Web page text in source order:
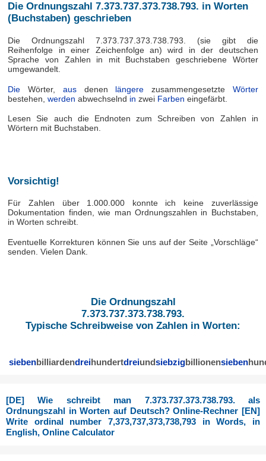
Die Ordnungszahl 7.373.737.373.738.793. in Worten
(Buchstaben) geschrieben
Die Ordnungszahl 7.373.737.373.738.793. (sie gibt die
Reihenfolge in einer Zeichenfolge an) wird in der deutschen
Sprache von Zahlen in mit Buchstaben geschriebene Wörter
umgewandelt.
Die Wörter, ausdenen längere zusammengesetzte Wörter
bestehen,werden abwechselnd in zwei Farben eingefärbt.
Lesen Sie auch die Endnoten zum Schreiben von Zahlen in
Wörtern mit Buchstaben.
Vorsichtig!
Für Zahlen über 1.000.000 konnte ich keine zuverlässige
Dokumentation finden, wie man Ordnungszahlen in Buchstaben,
in Worten schreibt.
Eventuelle Korrekturen können Sie uns auf der Seite „Vorschläge“
senden. Vielen Dank.
Die Ordnungszahl
7.373.737.373.738.793.
Typische Schreibweise von Zahlen in Worten:
siebenbilliardendreihundertdreiundsiebzigbillionensieben
[DE] Wie schreibt man 7.373.737.373.738.793. als
Ordnungszahl in Worten auf Deutsch? Online-Rechner [EN]
Write ordinal number 7,373,737,373,738,793 in Words, in
English, Online Calculator